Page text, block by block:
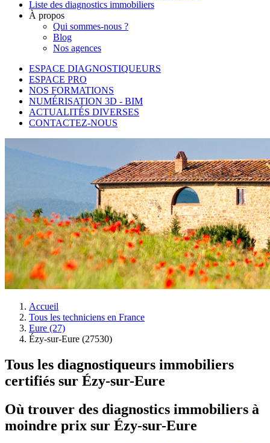
Liste des diagnostics immobiliers
À propos
Qui sommes-nous ?
Blog
Nos agences
ESPACE DIAGNOSTIQUEURS
ESPACE PRO
NOS FORMATIONS
NUMÉRISATION 3D - BIM
ACTUALITÉS DIVERSES
CONTACTEZ-NOUS
Accueil
Tous les techniciens en France
Eure (27)
Ézy-sur-Eure (27530)
Tous les diagnostiqueurs immobiliers
certifiés sur Ézy-sur-Eure
Où trouver des diagnostics immobiliers à
moindre prix sur Ézy-sur-Eure